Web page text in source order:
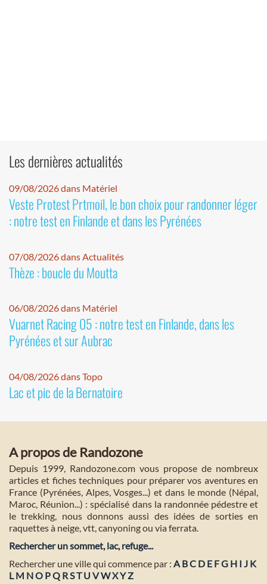
Les dernières actualités
09/08/2026 dans Matériel
Veste Protest Prtmoil, le bon choix pour randonner léger
: notre test en Finlande et dans les Pyrénées
07/08/2026 dans Actualités
Thèze : boucle du Moutta
06/08/2026 dans Matériel
Vuarnet Racing 05 : notre test en Finlande, dans les
Pyrénées et sur Aubrac
04/08/2026 dans Topo
Lac et pic de la Bernatoire
A propos de Randozone
Depuis 1999, Randozone.com vous propose de nombreux
articles et fiches techniques pour préparer vos aventures en
France (Pyrénées, Alpes, Vosges...) et dans le monde (Népal,
Maroc, Réunion...) : spécialisé dans la randonnée pédestre et
le trekking, nous donnons aussi des idées de sorties en
raquettes à neige, vtt, canyoning ou via ferrata.
Rechercher un sommet, lac, refuge...
Rechercher une ville qui commence par : A BC D E FG H I J K
L M NO PQ R ST U VWXY Z